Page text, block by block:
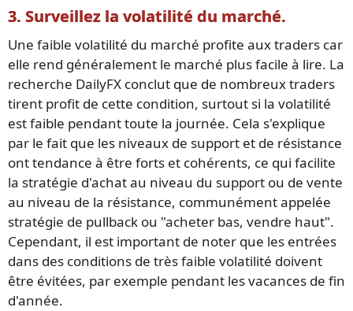
3. Surveillez la volatilité du marché.
Une faible volatilité du marché profite aux traders car
elle rend généralement le marché plus facile à lire. La
recherche DailyFX conclut que de nombreux traders
tirent profit de cette condition, surtout si la volatilité
est faible pendant toute la journée. Cela s'explique
par le fait que les niveaux de support et de résistance
ont tendance à être forts et cohérents, ce qui facilite
la stratégie d'achat au niveau du support ou de vente
au niveau de la résistance, communément appelée
stratégie de pullback ou "acheter bas, vendre haut".
Cependant, il est important de noter que les entrées
dans des conditions de très faible volatilité doivent
être évitées, par exemple pendant les vacances de fin
d'année.